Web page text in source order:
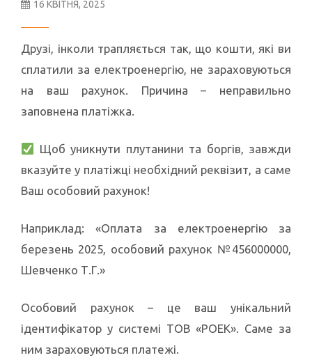
16 КВІТНЯ, 2025
Друзі, інколи трапляється так, що кошти, які ви
сплатили за електроенергію, не зараховуються
на ваш рахунок. Причина – неправильно
заповнена платіжка.
Щоб уникнути плутанини та боргів, завжди
вказуйте у платіжці необхідний реквізит, а саме
Ваш особовий рахунок!
Наприклад: «Оплата за електроенергію за
березень 2025, особовий рахунок №456000000,
Шевченко Т.Г.»
Особовий рахунок – це ваш унікальний
ідентифікатор у системі ТОВ «РОЕК». Саме за
ним зараховуються платежі.